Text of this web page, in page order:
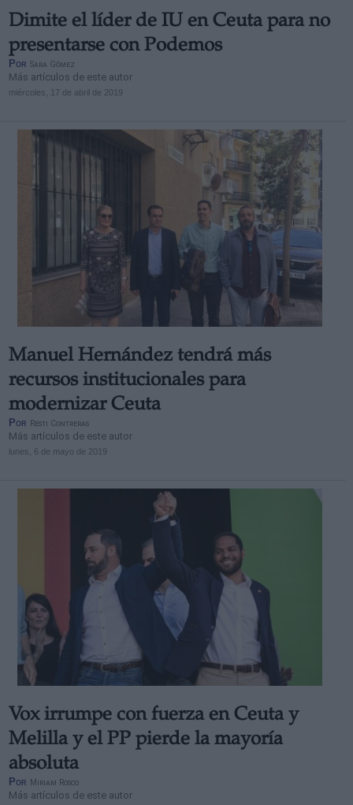
Dimite el líder de IU en Ceuta para no
presentarse con Podemos
Por Sara Gómez
Más artículos de este autor
miércoles, 17 de abril de 2019
Manuel Hernández tendrá más
recursos institucionales para
modernizar Ceuta
Por Resti Contreras
Más artículos de este autor
lunes, 6 de mayo de 2019
Vox irrumpe con fuerza en Ceuta y
Melilla y el PP pierde la mayoría
absoluta
Por Miriam Rosco
Más artículos de este autor